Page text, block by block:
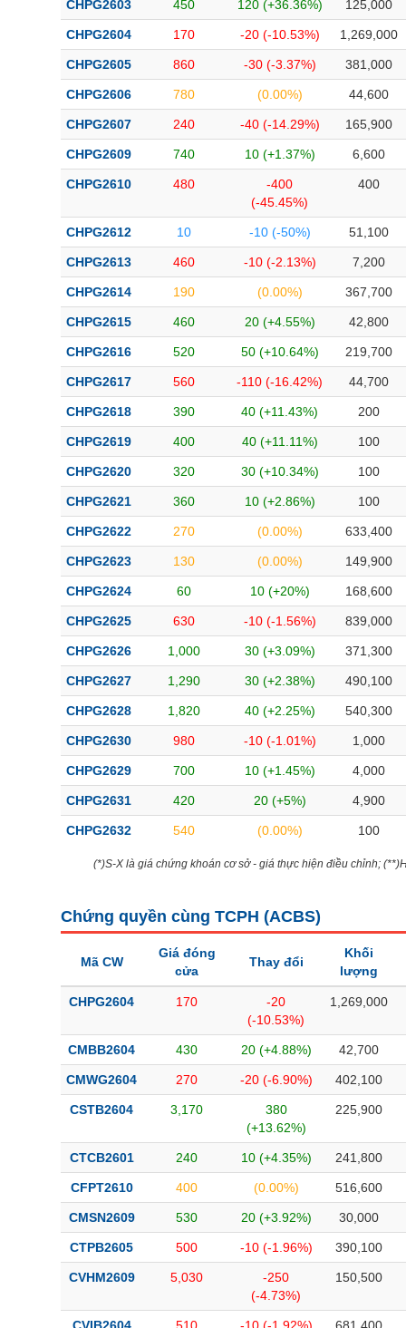
CHPG2603 450 120 (+36.36%) 125,000
CHPG2604 170 -20 (-10.53%) 1,269,000
CHPG2605 860 -30 (-3.37%) 381,000
CHPG2606 780 (0.00%) 44,600
CHPG2607 240 -40 (-14.29%) 165,900
CHPG2609 740 10 (+1.37%) 6,600
CHPG2610 480
-400
(-45.45%)
400
CHPG2612 10 -10 (-50%) 51,100
CHPG2613 460 -10 (-2.13%) 7,200
CHPG2614 190 (0.00%) 367,700
CHPG2615 460 20 (+4.55%) 42,800
CHPG2616 520 50 (+10.64%) 219,700
CHPG2617 560 -110 (-16.42%) 44,700
CHPG2618 390 40 (+11.43%) 200
CHPG2619 400 40 (+11.11%) 100
CHPG2620 320 30 (+10.34%) 100
CHPG2621 360 10 (+2.86%) 100
CHPG2622 270 (0.00%) 633,400
CHPG2623 130 (0.00%) 149,900
CHPG2624 60 10 (+20%) 168,600
CHPG2625 630 -10 (-1.56%) 839,000
CHPG2626 1,000 30 (+3.09%) 371,300
CHPG2627 1,290 30 (+2.38%) 490,100
CHPG2628 1,820 40 (+2.25%) 540,300
CHPG2630 980 -10 (-1.01%) 1,000
CHPG2629 700 10 (+1.45%) 4,000
CHPG2631 420 20 (+5%) 4,900
CHPG2632 540 (0.00%) 100
(*)S-X là giá chứng khoán cơ sở - giá thực hiện điều chỉnh;
Chứng quyền cùng TCPH (ACBS)
Mã CW
Giá đóng
cửa
Thay đổi
Khối
lượng
CHPG2604 170
-20
(-10.53%)
1,269,000
CMBB2604 430 20 (+4.88%) 42,700
CMWG2604 270 -20 (-6.90%) 402,100
CSTB2604 3,170
380
(+13.62%)
225,900
CTCB2601 240 10 (+4.35%) 241,800
CFPT2610 400 (0.00%) 516,600
CMSN2609 530 20 (+3.92%) 30,000
CTPB2605 500 -10 (-1.96%) 390,100
CVHM2609 5,030
-250
(-4.73%)
150,500
Bài viết của tác giả(-)
Báo cáo phân tích (-)
Thuật ngữ(-)
Dịch vụ(-)
Đào tạo
Sách tài chính
Công cụ đầu tư
Truyền thông tài chính
Dữ liệu tài chính